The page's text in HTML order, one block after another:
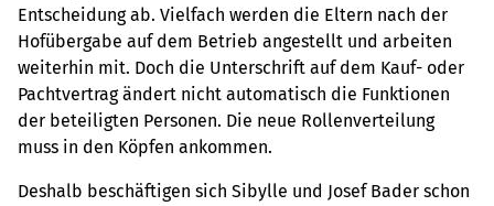
Entscheidung ab. Vielfach werden die Eltern nach der
Hofübergabe auf dem Betrieb angestellt und arbeiten
weiterhin mit. Doch die Unterschrift auf dem Kauf- oder
Pachtvertrag ändert nicht automatisch die Funktionen
der beteiligten Personen. Die neue Rollenverteilung
muss in den Köpfen ankommen.
Deshalb beschäftigen sich Sibylle und Josef Bader schon